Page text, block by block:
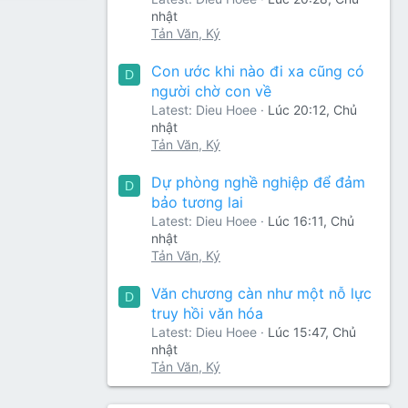
nhật
Tản Văn, Ký
D
Con ước khi nào đi xa cũng có
người chờ con về
Latest: Dieu Hoee
Lúc 20:12, Chủ
nhật
Tản Văn, Ký
D
Dự phòng nghề nghiệp để đảm
bảo tương lai
Latest: Dieu Hoee
Lúc 16:11, Chủ
nhật
Tản Văn, Ký
D
Văn chương càn như một nỗ lực
truy hồi văn hóa
Latest: Dieu Hoee
Lúc 15:47, Chủ
nhật
Tản Văn, Ký